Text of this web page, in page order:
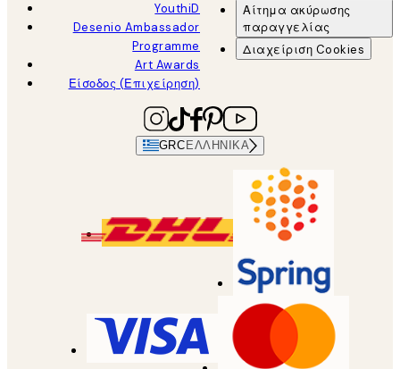
YouthiD
Desenio Ambassador
Programme
Art Awards
Είσοδος (Επιχείρηση)
Αίτημα ακύρωσης
παραγγελίας
Διαχείριση Cookies
GRC ΕΛΛΗΝΙΚΆ